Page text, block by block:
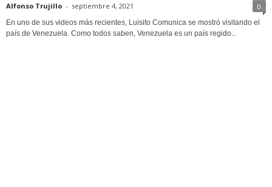
Alfonso Trujillo - septiembre 4, 2021 0
En uno de sus videos más recientes, Luisito Comunica se mostró visitando el
país de Venezuela. Como todos saben, Venezuela es un país regido...